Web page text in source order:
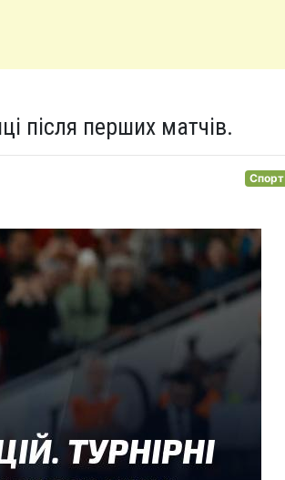
після перших матчів.
Спорт